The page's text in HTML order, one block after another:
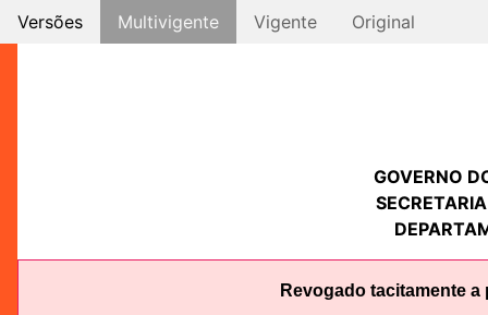
Versões Multivigente Vigente Original
GOVERNO
Revogado tacitamente a